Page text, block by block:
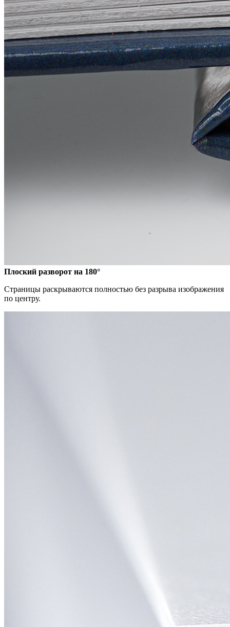
Плоский разворот на 180°
Страницы раскрываются полностью без разрыва изображения
по центру.